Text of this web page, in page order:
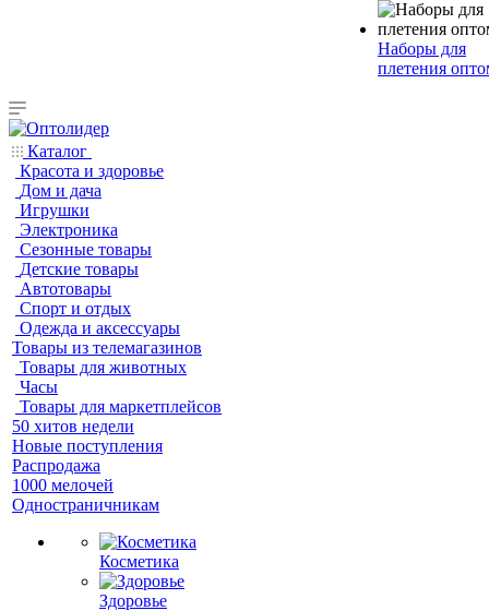
Наборы для
плетения
Каталог
Красота и здоровье
Дом и дача
Игрушки
Электроника
Сезонные товары
Детские товары
Автотовары
Спорт и отдых
Одежда и аксессуары
Товары из телемагазинов
Товары для животных
Часы
Товары для маркетплейсов
50 хитов недели
Новые поступления
Распродажа
1000 мелочей
Одностраничникам
Косметика
Здоровье